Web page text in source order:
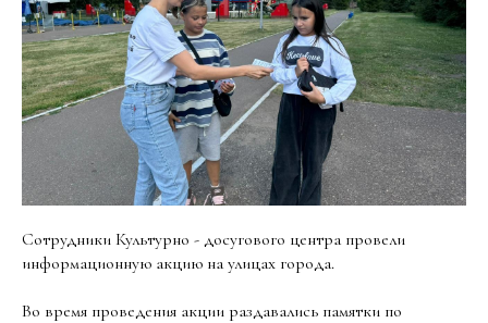
Сотрудники Культурно - досугового центра провели
информационную акцию на улицах города.
Во время проведения акции раздавались памятки по